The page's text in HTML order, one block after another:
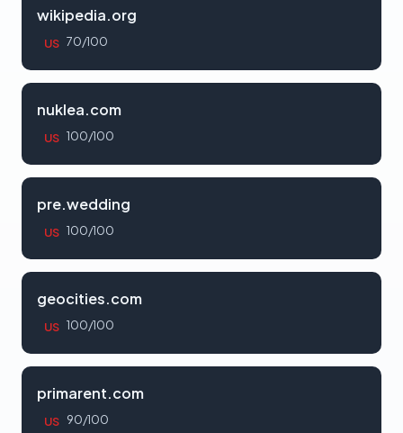
wikipedia.org
US 70/100
nuklea.com
US 100/100
pre.wedding
US 100/100
geocities.com
US 100/100
primarent.com
US 90/100